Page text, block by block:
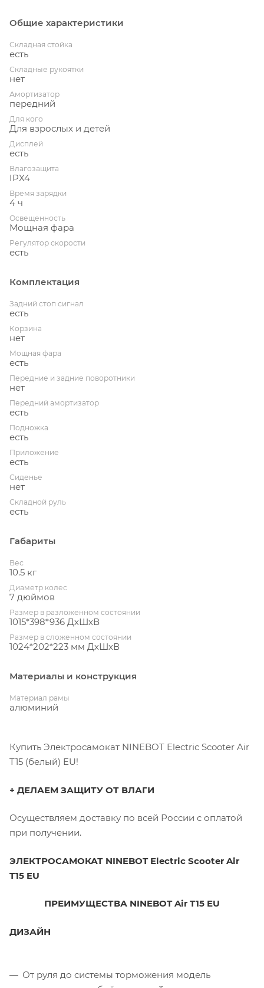
Общие характеристики
Складная стойка
есть
Складные рукоятки
нет
Амортизатор
передний
Для кого
Для взрослых и детей
Дисплей
есть
Влагозащита
IPX4
Время зарядки
4 ч
Освещенность
Мощная фара
Регулятор скорости
есть
Комплектация
Задний стоп сигнал
есть
Корзина
нет
Мощная фара
есть
Передние и задние поворотники
нет
Передний амортизатор
есть
Подножка
есть
Приложение
есть
Сиденье
нет
Складной руль
есть
Габариты
Вес
10.5 кг
Диаметр колес
7 дюймов
Размер в разложенном состоянии
1015*398*936 ДхШхВ
Размер в сложенном состоянии
1024*202*223 мм ДхШхВ
Материалы и конструкция
Материал рамы
алюминий
Купить Электросамокат NINEBOT Electric Scooter Air
T15 (белый) EU!
+ ДЕЛАЕМ ЗАЩИТУ ОТ ВЛАГИ
Осуществляем доставку по всей России с оплатой
при получении.
ЭЛЕКТРОСАМОКАТ NINEBOT Electric Scooter Air
T15 EU
ПРЕИМУЩЕСТВА NINEBOT Air T15 EU
ДИЗАЙН
От руля до системы торможения модель